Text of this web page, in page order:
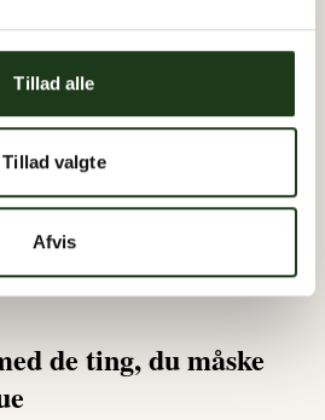
Tillad alle
Tillad valgte
Afvis
de ting, du måske